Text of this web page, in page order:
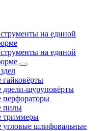
на единой
на единой
дрели-шуруповёрты
перфораторы
пилы
триммеры
угловые шлифовальные